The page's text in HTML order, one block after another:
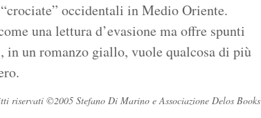
occidentali in Medio Oriente.
una lettura d’evasione ma offre spunti
in un romanzo giallo, vuole qualcosa di più
riservati ©2005 Stefano Di Marino e Associazione Delos Books